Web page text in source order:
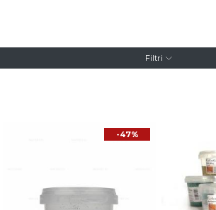
Filtri
-47%